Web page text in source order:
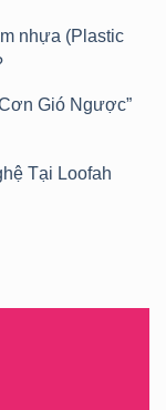
nhựa (Plastic
Gió Ngược”
Tại Loofah